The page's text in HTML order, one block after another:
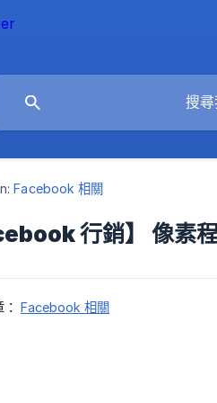
Facebook 相關
行銷】 像素
Facebook 相關